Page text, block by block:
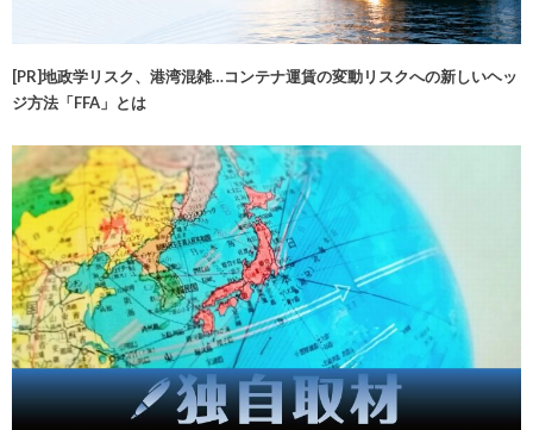
[PR]地政学リスク、港湾混雑…コンテナ運賃の変動リスクへの新しいヘッ
ジ方法「FFA」とは